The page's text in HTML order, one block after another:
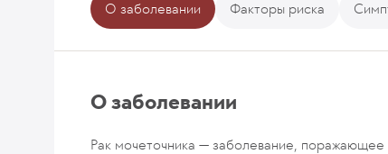
О заболевании Факторы риска
О заболевании
Рак мочеточника — заболевание,